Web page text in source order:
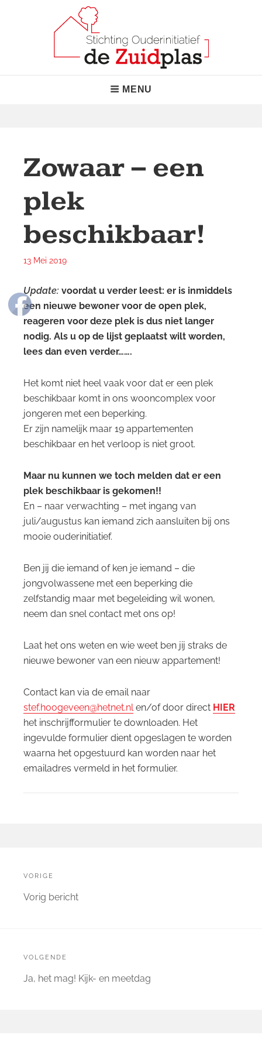
Stichting Ouderinitiatief de
"Normaal waar het kan, bijzonder waar nodig!"
MENU
Zowaar – een
plek
beschikbaar!
13 Mei 2019
Update: voordat u verder leest: er is inmiddels
een nieuwe bewoner voor de open plek,
reageren voor deze plek is dus niet langer
nodig. Als u op de lijst geplaatst wilt worden,
lees dan even verder…….
Het komt niet heel vaak voor dat er een plek
beschikbaar komt in ons wooncomplex voor
jongeren met een beperking.
Er zijn namelijk maar 19 appartementen
beschikbaar en het verloop is niet groot.
Maar nu kunnen we toch melden dat er een
plek beschikbaar is gekomen!!
En – naar verwachting – met ingang van
juli/augustus kan iemand zich aansluiten bij ons
mooie ouderinitiatief.
Ben jij die iemand of ken je iemand – die
jongvolwassene met een beperking die
zelfstandig maar met begeleiding wil wonen,
neem dan snel contact met ons op!
Laat het ons weten en wie weet ben jij straks de
nieuwe bewoner van een nieuw appartement!
Contact kan via de email naar
stef.hoogeveen@hetnet.nl en/of door direct HIER
het inschrijfformulier te downloaden. Het
ingevulde formulier dient opgeslagen te worden
waarna het opgestuurd kan worden naar het
emailadres vermeld in het formulier.
navigatie
VORIGE
Vorige
Vorig bericht
VOLGENDE
Volgende
Ja, het mag! Kijk- en meetdag